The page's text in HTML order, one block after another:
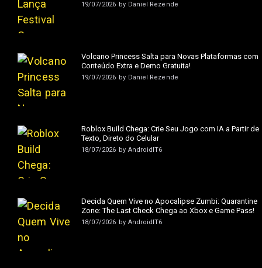
19/07/2026 by Daniel Rezende
Volcano Princess Salta para Novas Plataformas com
Conteúdo Extra e Demo Gratuita!
19/07/2026 by Daniel Rezende
Roblox Build Chega: Crie Seu Jogo com IA a Partir de
Texto, Direto do Celular
18/07/2026 by AndroidIT6
Decida Quem Vive no Apocalipse Zumbi: Quarantine
Zone: The Last Check Chega ao Xbox e Game Pass!
18/07/2026 by AndroidIT6